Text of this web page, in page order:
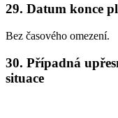
29. Datum konce
Bez časového omezení.
30. Případná
situace